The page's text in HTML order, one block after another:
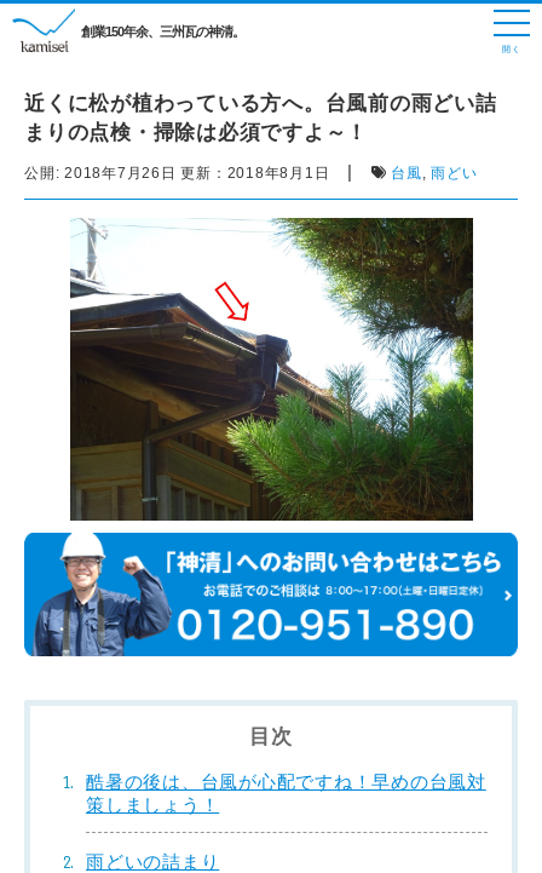
創業150年余、三州瓦の神清。
近くに松が植わっている方へ。台風前の雨どい詰
まりの点検・掃除は必須ですよ～！
公開: 2018年7月26日 更新： 2018年8月1日 | 台風, 雨どい
目次
酷暑の後は、台風が心配ですね！早めの台風対
策しましょう！
雨どいの詰まり